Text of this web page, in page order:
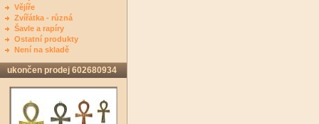
Vějíře
Zvířátka - různá
Šavle a rapíry
Ostatní produkty
Není na skladě
ukončen prodej 602680934